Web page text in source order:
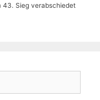
43. Sieg verabschiedet